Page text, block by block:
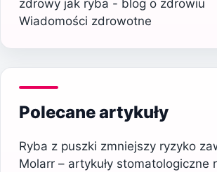
zdrowy jak ryba - blog o zdrowiu
Wiadomości zdrowotne
Polecane artykuły
Ryba z puszki zmniejszy ryzyko
Molarr – artykuły stomatologiczne